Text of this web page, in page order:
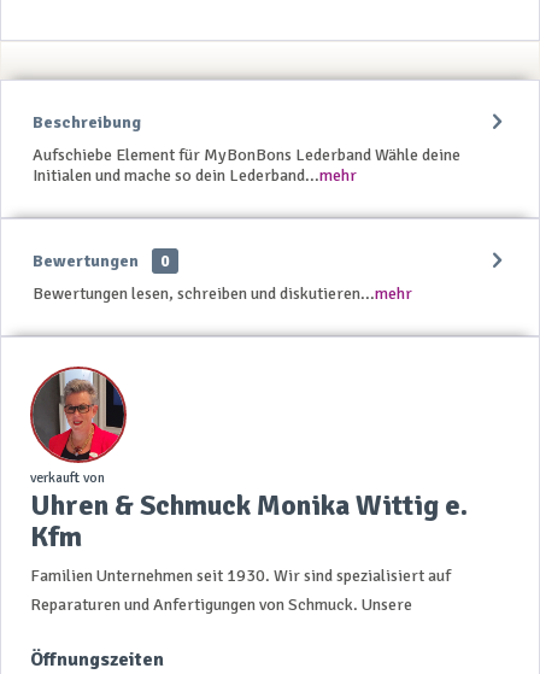
Beschreibung
Aufschiebe Element für MyBonBons Lederband Wähle deine
Initialen und mache so dein Lederband...mehr
Bewertungen
0
Bewertungen lesen, schreiben und diskutieren...mehr
verkauft von
Uhren & Schmuck Monika Wittig e.
Kfm
Familien Unternehmen seit 1930. Wir sind spezialisiert auf
Reparaturen und Anfertigungen von Schmuck. Unsere
Öffnungszeiten